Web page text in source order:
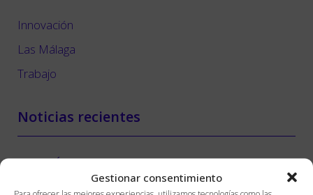
Gestionar consentimiento
Innovación
Las Málaga
Trabajo
Noticias recientes
LAS MÁLAGA
Noticias Abril 2026